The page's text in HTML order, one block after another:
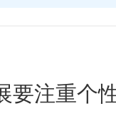
要注重个